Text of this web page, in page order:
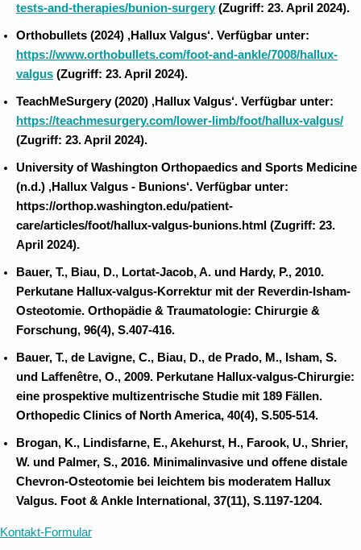
tests-and-therapies/bunion-surgery(Zugriff: 23. April 2024).
Orthobullets (2024) ‚Hallux Valgus‘. Verfügbar unter:
https://www.orthobullets.com/foot-and-ankle/7008/hallux-
valgus (Zugriff: 23. April 2024).
TeachMeSurgery (2020) ‚Hallux Valgus‘. Verfügbar unter:
https://teachmesurgery.com/lower-limb/foot/hallux-valgus/
(Zugriff: 23. April 2024).
University of Washington Orthopaedics and Sports Medicine
(n.d.) ‚Hallux Valgus - Bunions‘. Verfügbar unter:
https://orthop.washington.edu/patient-
care/articles/foot/hallux-valgus-bunions.html (Zugriff: 23.
April 2024).
Bauer, T., Biau, D., Lortat-Jacob, A. und Hardy, P., 2010.
Perkutane Hallux-valgus-Korrektur mit der Reverdin-Isham-
Osteotomie. Orthopädie & Traumatologie: Chirurgie &
Forschung, 96(4), S.407-416.
Bauer, T., de Lavigne, C., Biau, D., de Prado, M., Isham, S.
und Laffenêtre, O., 2009. Perkutane Hallux-valgus-Chirurgie:
eine prospektive multizentrische Studie mit 189 Fällen.
Orthopedic Clinics of North America, 40(4), S.505-514.
Brogan, K., Lindisfarne, E., Akehurst, H., Farook, U., Shrier,
W. und Palmer, S., 2016. Minimalinvasive und offene distale
Chevron-Osteotomie bei leichtem bis moderatem Hallux
Valgus. Foot & Ankle International, 37(11), S.1197-1204.
Kontakt-Formular